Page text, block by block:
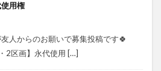
用権
人からのお願いで募集投稿です🍀
2区画】⁡⁡永代使用 […]